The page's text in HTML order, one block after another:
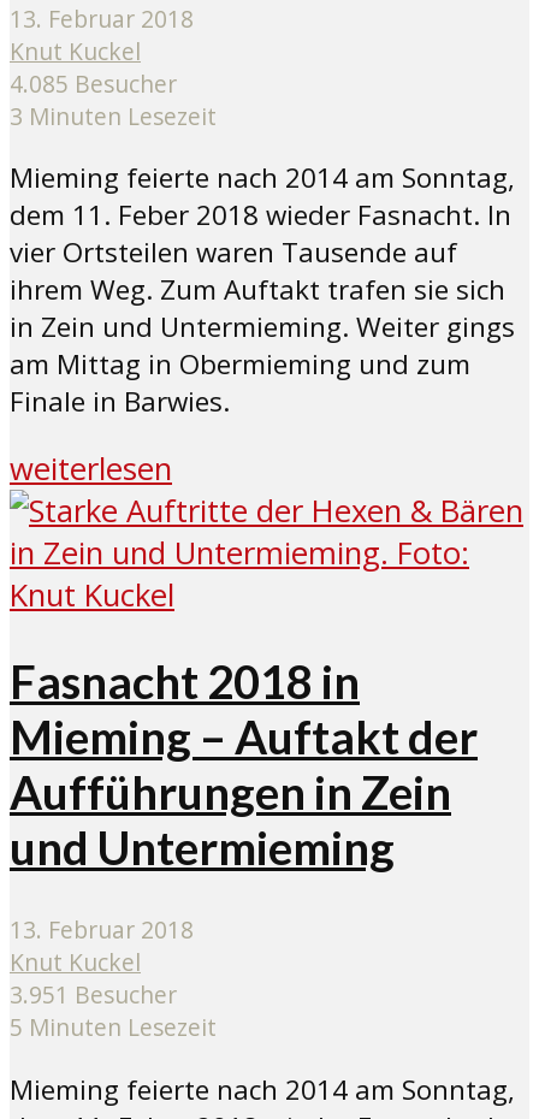
13. Februar 2018
Knut Kuckel
4.085 Besucher
3 Minuten Lesezeit
Mieming feierte nach 2014 am Sonntag,
dem 11. Feber 2018 wieder Fasnacht. In
vier Ortsteilen waren Tausende auf
ihrem Weg. Zum Auftakt trafen sie sich
in Zein und Untermieming. Weiter gings
am Mittag in Obermieming und zum
Finale in Barwies.
weiterlesen
Fasnacht 2018 in
Mieming – Auftakt der
Aufführungen in Zein
und Untermieming
13. Februar 2018
Knut Kuckel
3.951 Besucher
5 Minuten Lesezeit
Mieming feierte nach 2014 am Sonntag,